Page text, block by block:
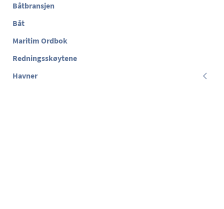
Båtbransjen
Båt
Maritim Ordbok
Redningsskøytene
Havner